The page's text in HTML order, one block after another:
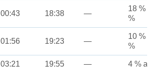
00:43 18:38 —
18 %
%
01:56 19:23 —
10 %
%
03:21 19:55 — 4 %